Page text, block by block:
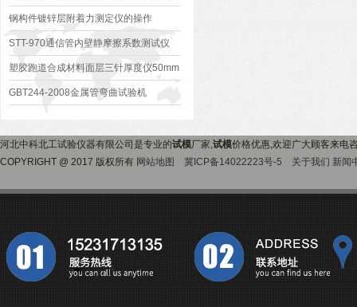
钢构件镀锌层附着力测定仪的操作
STT-970通信管内壁静摩擦系数测试仪
塑胶跑道合成材料面层三针厚度仪50mm
GBT244-2008金属管弯曲试验机
河北中科北工试验仪器有限公司是专业的试模厂家,试模价格优惠,欢迎广大顾客来电
COPYRIGHT @ 2017 版权所有 网站地图 冀ICP备14022223号-5 关于我们 新闻